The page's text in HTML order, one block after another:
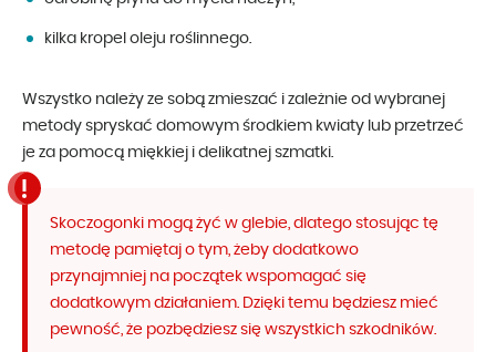
kilka kropel oleju roślinnego.
Wszystko należy ze sobą zmieszać i zależnie od wybranej
metody spryskać domowym środkiem kwiaty lub przetrzeć
je za pomocą miękkiej i delikatnej szmatki.
Skoczogonki mogą żyć w glebie, dlatego stosując tę
metodę pamiętaj o tym, żeby dodatkowo
przynajmniej na początek wspomagać się
dodatkowym działaniem. Dzięki temu będziesz mieć
pewność, że pozbędziesz się wszystkich szkodników.